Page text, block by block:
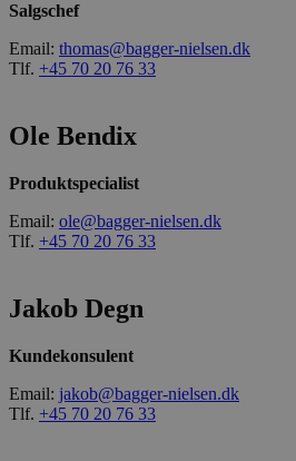
Salgschef
Email: thomas@bagger-nielsen.dk
Tlf. +45 70 20 76 33
Ole Bendix
Produktspecialist
Email: ole@bagger-nielsen.dk
Tlf. +45 70 20 76 33
Jakob Degn
Kundekonsulent
Email: jakob@bagger-nielsen.dk
Tlf. +45 70 20 76 33